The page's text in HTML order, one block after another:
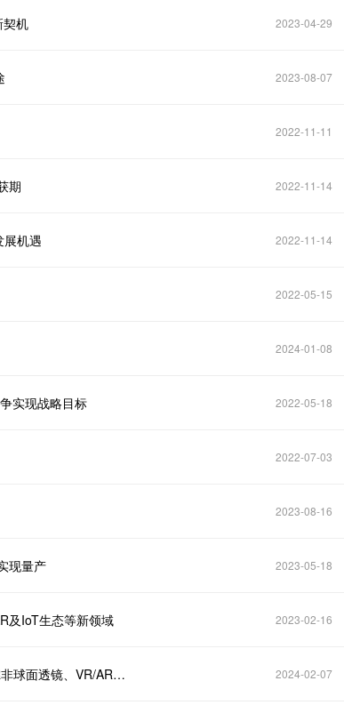
契机 2023-04-29
2023-08-07
2022-11-11
期 2022-11-14
展机遇 2022-11-14
2022-05-15
2024-01-08
实现战略目标 2022-05-18
2022-07-03
2023-08-16
现量产 2023-05-18
及IoT生态等新领域 2023-02-16
欧菲光(002456.SZ)：在光学镜头方面，公司可以提供 VR非球面透镜、VR/AR 镜头组、 VR 目镜等产品 2024-02-07